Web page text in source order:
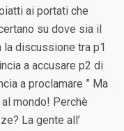
ai portati che
su dove sia il
la discussione tra p1
a accusare p2 di
a proclamare ” Ma
mondo! Perchè
La gente all’